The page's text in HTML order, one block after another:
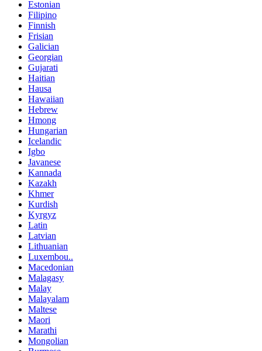
Estonian
Filipino
Finnish
Frisian
Galician
Georgian
Gujarati
Haitian
Hausa
Hawaiian
Hebrew
Hmong
Hungarian
Icelandic
Igbo
Javanese
Kannada
Kazakh
Khmer
Kurdish
Kyrgyz
Latin
Latvian
Lithuanian
Luxembou..
Macedonian
Malagasy
Malay
Malayalam
Maltese
Maori
Marathi
Mongolian